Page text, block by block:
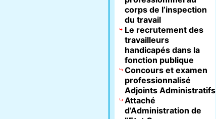
corps de l’inspection
du travail
Le recrutement des
travailleurs
handicapés dans la
fonction publique
Concours et examen
professionnalisé
Adjoints Administratifs
Attaché
d’Administration de